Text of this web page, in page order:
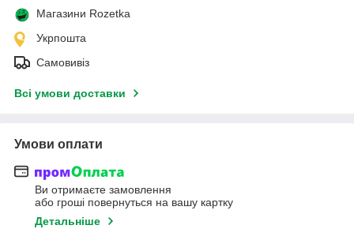
Магазини Rozetka
Укрпошта
Самовивіз
Всі умови доставки
Умови оплати
Ви отримаєте замовлення
або гроші повернуться на вашу картку
Детальніше